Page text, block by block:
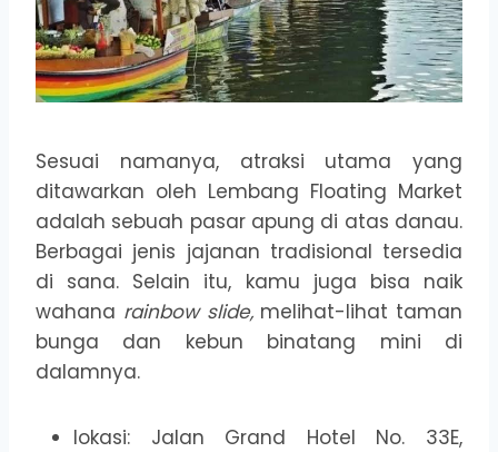
Sesuai namanya, atraksi utama yang
ditawarkan oleh Lembang Floating Market
adalah sebuah pasar apung di atas danau.
Berbagai jenis jajanan tradisional tersedia
di sana. Selain itu, kamu juga bisa naik
wahana rainbow slide, melihat-lihat taman
bunga dan kebun binatang mini di
dalamnya.
lokasi: Jalan Grand Hotel No. 33E,